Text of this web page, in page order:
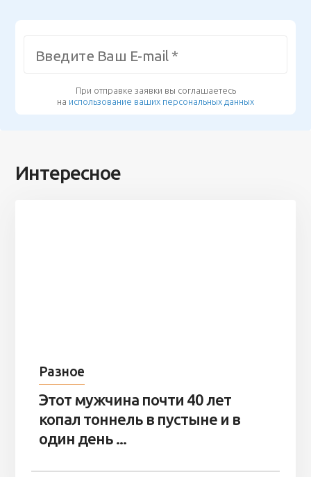
При отправке заявки вы соглашаетесь
на использование ваших персональных данных
Интересное
Разное
Этот мужчина почти 40 лет
копал тоннель в пустыне и в
один день ...